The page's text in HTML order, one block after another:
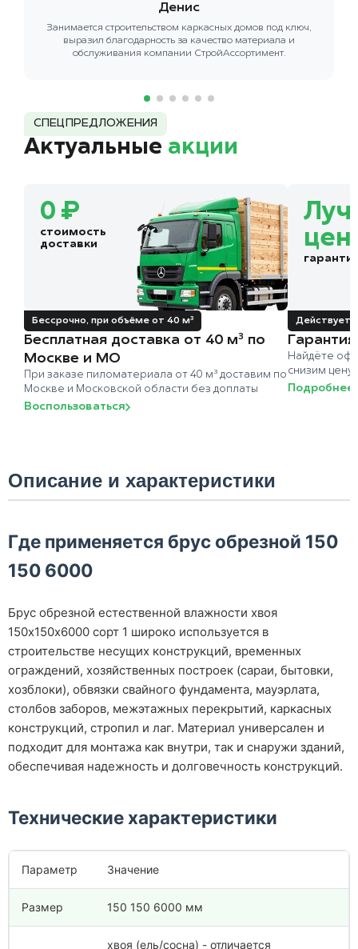
Денис
Занимается строительством каркасных домов под ключ,
выразил благодарность за качество материала и
обслуживания компании СтройАссортимент.
СПЕЦПРЕДЛОЖЕНИЯ
Актуальные акции
0 ₽
стоимость
доставки
Бессрочно, при объёме от 40 м³
Бесплатная доставка от 40 м³ по
Москве и МО
При заказе пиломатериала от 40 м³ доставим по
Москве и Московской области без доплаты
Воспользоваться
Действует
Найдёте
снизим
Подробнее
Описание и характеристики
Где применяется брус обрезной 150
150 6000
Брус обрезной естественной влажности хвоя
150х150х6000 сорт 1 широко используется в
строительстве несущих конструкций, временных
ограждений, хозяйственных построек (сараи, бытовки,
хозблоки), обвязки свайного фундамента, мауэрлата,
столбов заборов, межэтажных перекрытий, каркасных
конструкций, стропил и лаг. Материал универсален и
подходит для монтажа как внутри, так и снаружи зданий,
обеспечивая надежность и долговечность конструкций.
Технические характеристики
Параметр Значение
Размер 150 150 6000 мм
хвоя (ель/сосна) - отличается